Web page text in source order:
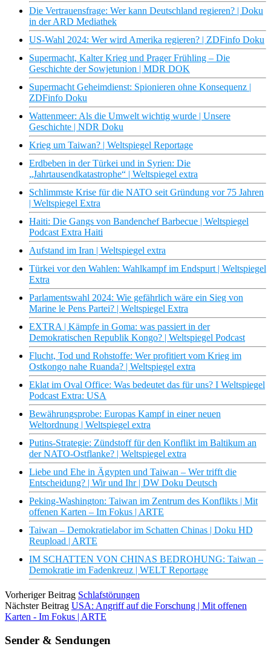
Die Vertrauensfrage: Wer kann Deutschland regieren? | Doku
in der ARD Mediathek
US-Wahl 2024: Wer wird Amerika regieren? | ZDFinfo Doku
Supermacht, Kalter Krieg und Prager Frühling – Die
Geschichte der Sowjetunion | MDR DOK
Supermacht Geheimdienst: Spionieren ohne Konsequenz |
ZDFinfo Doku
Wattenmeer: Als die Umwelt wichtig wurde | Unsere
Geschichte | NDR Doku
Krieg um Taiwan? | Weltspiegel Reportage
Erdbeben in der Türkei und in Syrien: Die
„Jahrtausendkatastrophe“ | Weltspiegel extra
Schlimmste Krise für die NATO seit Gründung vor 75 Jahren
| Weltspiegel Extra
Haiti: Die Gangs von Bandenchef Barbecue | Weltspiegel
Podcast Extra Haiti
Aufstand im Iran | Weltspiegel extra
Türkei vor den Wahlen: Wahlkampf im Endspurt | Weltspiegel
Extra
Parlamentswahl 2024: Wie gefährlich wäre ein Sieg von
Marine le Pens Partei? | Weltspiegel Extra
EXTRA | Kämpfe in Goma: was passiert in der
Demokratischen Republik Kongo? | Weltspiegel Podcast
Flucht, Tod und Rohstoffe: Wer profitiert vom Krieg im
Ostkongo nahe Ruanda? | Weltspiegel extra
Eklat im Oval Office: Was bedeutet das für uns? I Weltspiegel
Podcast Extra: USA
Bewährungsprobe: Europas Kampf in einer neuen
Weltordnung | Weltspiegel extra
Putins-Strategie: Zündstoff für den Konflikt im Baltikum an
der NATO-Ostflanke? | Weltspiegel extra
Liebe und Ehe in Ägypten und Taiwan – Wer trifft die
Entscheidung? | Wir und Ihr | DW Doku Deutsch
Peking-Washington: Taiwan im Zentrum des Konflikts | Mit
offenen Karten – Im Fokus | ARTE
Taiwan – Demokratielabor im Schatten Chinas | Doku HD
Reupload | ARTE
IM SCHATTEN VON CHINAS BEDROHUNG: Taiwan –
Demokratie im Fadenkreuz | WELT Reportage
Vorheriger Beitrag Schlafstörungen
Nächster Beitrag USA: Angriff auf die Forschung | Mit offenen
Karten - Im Fokus | ARTE
Sender & Sendungen